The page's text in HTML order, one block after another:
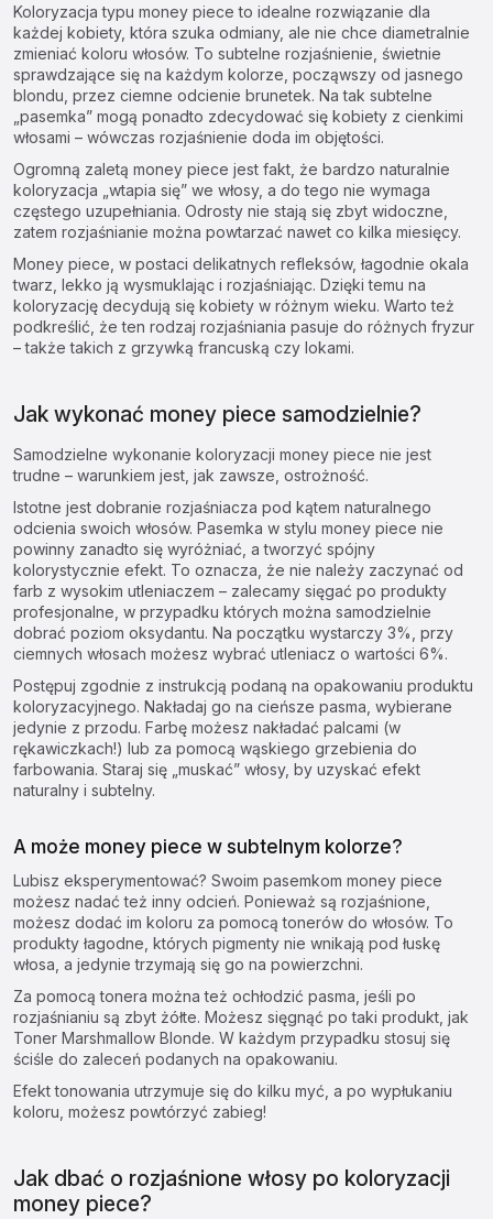
Koloryzacja typu money piece to idealne rozwiązanie dla
każdej kobiety, która szuka odmiany, ale nie chce diametralnie
zmieniać koloru włosów. To subtelne rozjaśnienie, świetnie
sprawdzające się na każdym kolorze, począwszy od jasnego
blondu, przez ciemne odcienie brunetek. Na tak subtelne
„pasemka” mogą ponadto zdecydować się kobiety z cienkimi
włosami – wówczas rozjaśnienie doda im objętości.
Ogromną zaletą money piece jest fakt, że bardzo naturalnie
koloryzacja „wtapia się” we włosy, a do tego nie wymaga
częstego uzupełniania. Odrosty nie stają się zbyt widoczne,
zatem rozjaśnianie można powtarzać nawet co kilka miesięcy.
Money piece, w postaci delikatnych refleksów, łagodnie okala
twarz, lekko ją wysmuklając i rozjaśniając. Dzięki temu na
koloryzację decydują się kobiety w różnym wieku. Warto też
podkreślić, że ten rodzaj rozjaśniania pasuje do różnych fryzur
– także takich z grzywką francuską czy lokami.
Jak wykonać money piece samodzielnie?
Samodzielne wykonanie koloryzacji money piece nie jest
trudne – warunkiem jest, jak zawsze, ostrożność.
Istotne jest dobranie rozjaśniacza pod kątem naturalnego
odcienia swoich włosów. Pasemka w stylu money piece nie
powinny zanadto się wyróżniać, a tworzyć spójny
kolorystycznie efekt. To oznacza, że nie należy zaczynać od
farb z wysokim utleniaczem – zalecamy sięgać po produkty
profesjonalne, w przypadku których można samodzielnie
dobrać poziom oksydantu. Na początku wystarczy 3%, przy
ciemnych włosach możesz wybrać utleniacz o wartości 6%.
Postępuj zgodnie z instrukcją podaną na opakowaniu produktu
koloryzacyjnego. Nakładaj go na cieńsze pasma, wybierane
jedynie z przodu. Farbę możesz nakładać palcami (w
rękawiczkach!) lub za pomocą wąskiego grzebienia do
farbowania. Staraj się „muskać” włosy, by uzyskać efekt
naturalny i subtelny.
A może money piece w subtelnym kolorze?
Lubisz eksperymentować? Swoim pasemkom money piece
możesz nadać też inny odcień. Ponieważ są rozjaśnione,
możesz dodać im koloru za pomocątonerów do włosów. To
produkty łagodne, których pigmenty nie wnikają pod łuskę
włosa, a jedynie trzymają się go na powierzchni.
Za pomocą tonera można też ochłodzić pasma, jeśli po
rozjaśnianiu są zbyt żółte. Możesz sięgnąć po taki produkt, jak
Toner Marshmallow Blonde. W każdym przypadku stosuj się
ściśle do zaleceń podanych na opakowaniu.
Efekt tonowania utrzymuje się do kilku myć, a po wypłukaniu
koloru, możesz powtórzyć zabieg!
Jak dbać o rozjaśnione włosy po koloryzacji
money piece?